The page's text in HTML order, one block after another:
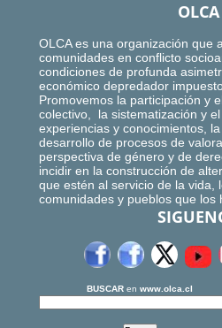
OLCA
OLCA es una organización que
comunidades en conflicto
condiciones de profunda
económico depredador
Promovemos la participación y
colectivo, la sistematización y
experiencias y conocimientos,
desarrollo de procesos de
perspectiva de género y de
incidir en la construcción de
que estén al servicio de la vida,
comunidades y pueblos que los
BUSCAR en www.olca.cl